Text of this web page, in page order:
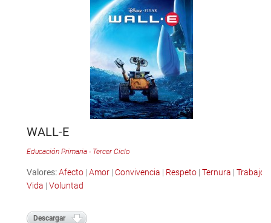
WALL-E
Educación Primaria - Tercer Ciclo
Valores:Afecto| Amor| Convivencia | Respeto| Ternura | Trabajo
Vida | Voluntad
Descargar